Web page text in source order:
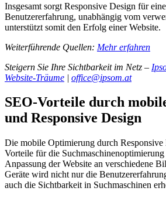
Insgesamt sorgt Responsive Design für
Benutzererfahrung, unabhängig vom
unterstützt somit den Erfolg einer Website.
Weiterführende Quellen: Mehr erfahren
Steigern Sie Ihre Sichtbarkeit im Netz –
Website-Träume | office@ipsom.at
SEO-Vorteile durch
und Responsive Design
Die mobile Optimierung durch Responsive
Vorteile für die
Anpassung der Website an verschiedene
Geräte wird nicht nur die
auch die Sichtbarkeit in Suchmaschinen